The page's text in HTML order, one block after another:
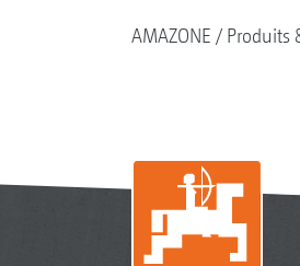
AMAZONE Produits